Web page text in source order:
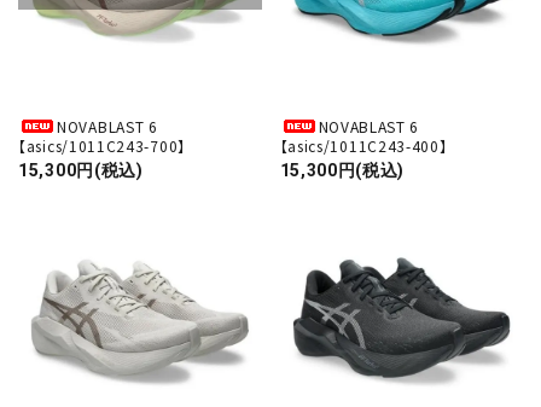
NOVABLAST 6
【asics/1011C243-700】
15,300円(税込)
NOVABLAST 6
【asics/1011C243-400】
15,300円(税込)